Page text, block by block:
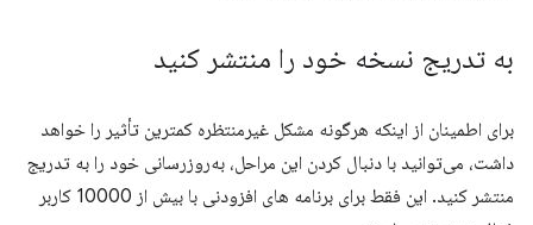
به تدریج نسخه خود را منتشر کنید
برای اطمینان از اینکه هرگونه مشکل غیرمنتظره کمترین تأثیر را خواهد
داشت، می‌توانید با دنبال کردن این مراحل، به‌روزرسانی خود را به تدریج
منتشر کنید. این فقط برای برنامه های افزودنی با بیش از 10000 کاربر